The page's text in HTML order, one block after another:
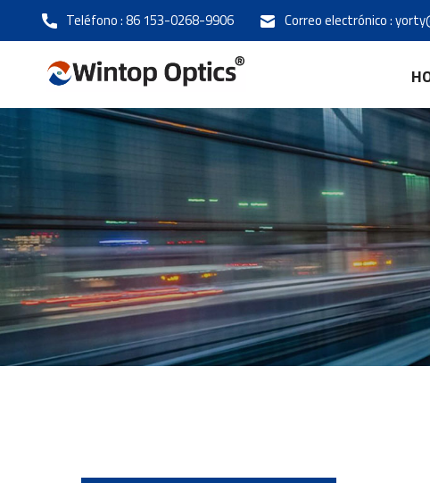
Teléfono :86 153-0268-9906 Correo electrónico :